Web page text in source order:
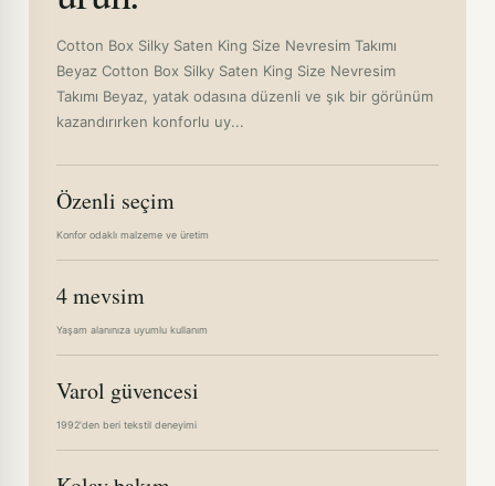
Cotton Box Silky Saten King Size Nevresim Takımı
Beyaz Cotton Box Silky Saten King Size Nevresim
Takımı Beyaz, yatak odasına düzenli ve şık bir görünüm
kazandırırken konforlu uy...
Özenli seçim
Konfor odaklı malzeme ve üretim
4 mevsim
Yaşam alanınıza uyumlu kullanım
Varol güvencesi
1992'den beri tekstil deneyimi